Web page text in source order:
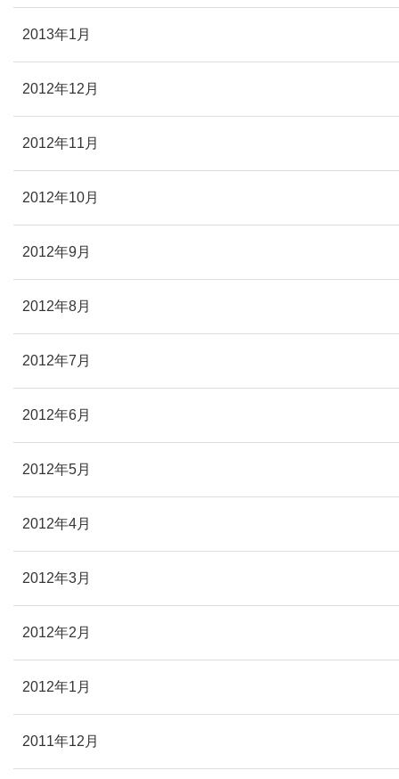
2013年1月
2012年12月
2012年11月
2012年10月
2012年9月
2012年8月
2012年7月
2012年6月
2012年5月
2012年4月
2012年3月
2012年2月
2012年1月
2011年12月